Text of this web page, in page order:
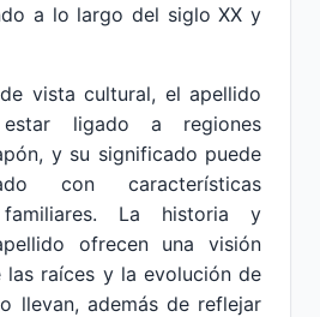
a lo largo del siglo XX y
vista cultural, el apellido
ligado a regiones
y su significado puede
con características
La historia y
ofrecen una visión
las raíces y la evolución de
llevan, además de reflejar